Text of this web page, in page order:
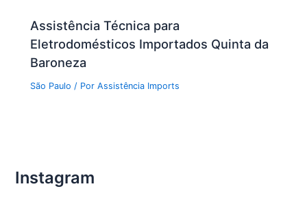
Assistência Técnica para
Eletrodomésticos Importados Quinta da
Baroneza
São Paulo / PorAssistência Imports
Instagram